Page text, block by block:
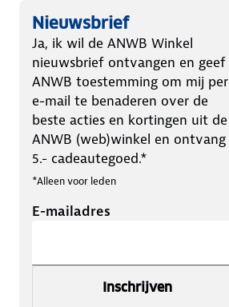
Nieuwsbrief
Ja, ik wil de ANWB Winkel
nieuwsbrief ontvangen en geef
ANWB toestemming om mij per
e-mail te benaderen over de
beste acties en kortingen uit de
ANWB (web)winkel en ontvang
5.- cadeautegoed.*
*Alleen voor leden
E-mailadres
Inschrijven